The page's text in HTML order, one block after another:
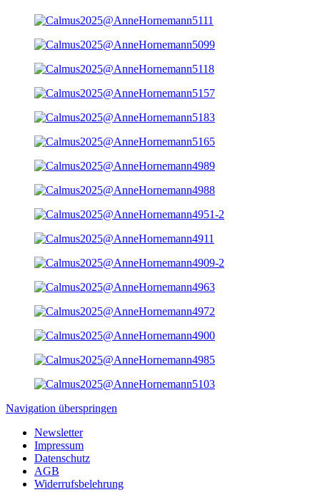
Navigation überspringen
Newsletter
Impressum
Datenschutz
AGB
Widerrufsbelehrung